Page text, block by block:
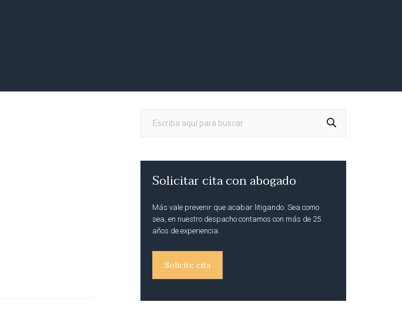
Solicitar cita con abogado
Más vale prevenir que acabar litigando. Sea como
sea, en nuestro despacho contamos con más de 25
años de experiencia.
Solicite cita